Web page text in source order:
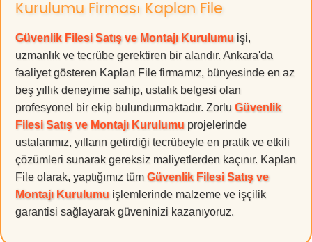
Kurulumu Firması Kaplan File
Güvenlik Filesi Satış ve Montajı Kurulumu işi,
uzmanlık ve tecrübe gerektiren bir alandır. Ankara'da
faaliyet gösteren Kaplan File firmamız, bünyesinde en az
beş yıllık deneyime sahip, ustalık belgesi olan
profesyonel bir ekip bulundurmaktadır. Zorlu Güvenlik
Filesi Satış ve Montajı Kurulumu projelerinde
ustalarımız, yılların getirdiği tecrübeyle en pratik ve etkili
çözümleri sunarak gereksiz maliyetlerden kaçınır. Kaplan
File olarak, yaptığımız tüm Güvenlik Filesi Satış ve
Montajı Kurulumu işlemlerinde malzeme ve işçilik
garantisi sağlayarak güveninizi kazanıyoruz.